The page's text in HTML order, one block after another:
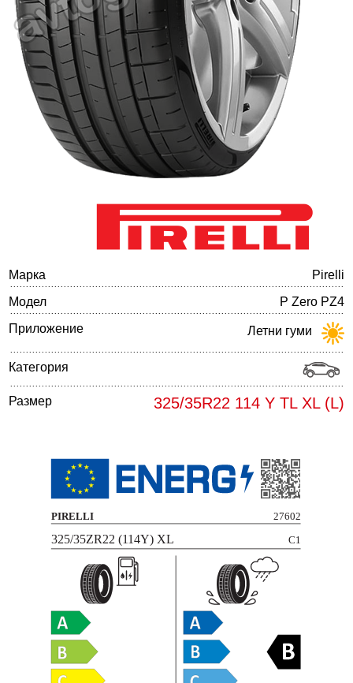
Баланс на автомобилните гуми
Марка
Pirelli
Модел
P Zero PZ4
Приложение
Летни гуми
Категория
Размер 325/35R22 114 Y TL XL (L)